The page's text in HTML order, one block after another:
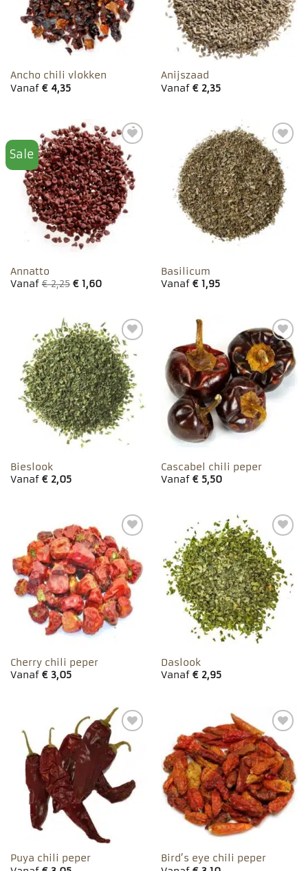
Ancho chili vlokken
Vanaf €4,35
Anijszaad
Vanaf €2,35
Sale
Toevoegen
aan
favorieten
Annatto
Vanaf€2,25 €1,60
Toevoegen
aan
favorieten
Basilicum
Vanaf €1,95
Toevoegen
aan
favorieten
Bieslook
Vanaf €2,05
Toevoegen
aan
favorieten
Cascabel chili peper
Vanaf €5,50
Toevoegen
aan
favorieten
Cherry chili peper
Vanaf €3,05
Toevoegen
aan
favorieten
Daslook
Vanaf €2,95
Toevoegen
aan
favorieten
Puya chili peper
Toevoegen
aan
favorieten
Bird’s eye chili peper